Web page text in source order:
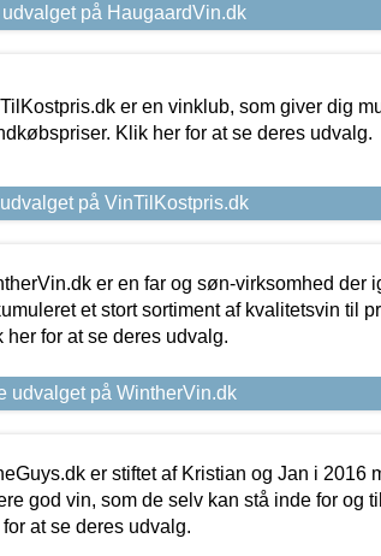
på HaugaardVin.dk
er en vinklub, som giver dig
Klik her for at se deres udvalg.
på VinTilKostpris.dk
er en far og søn-virksomhed der
et stort sortiment af kvalitetsvin til
her for at se deres udvalg.
udvalget på WintherVin.dk
er stiftet af Kristian og Jan i 2016
god vin, som de selv kan stå inde for og
for at se deres udvalg.